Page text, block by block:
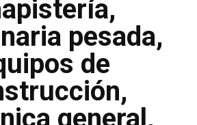
pesada,
de
general,